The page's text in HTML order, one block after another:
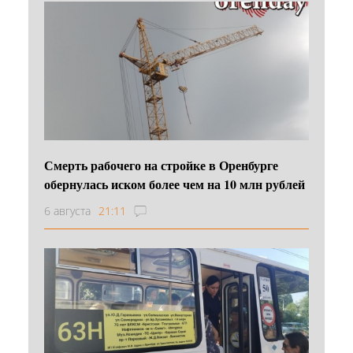
Смерть рабочего на стройке в Оренбурге
обернулась иском более чем на 10 млн рублей
6 августа 21:11